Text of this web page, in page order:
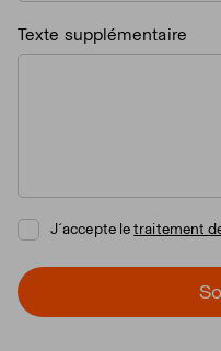
Texte supplémentaire
J´accepte letraitement